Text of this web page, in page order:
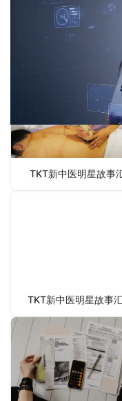
相关案例
TKT新中医明星故事
TKT新中医明星故事